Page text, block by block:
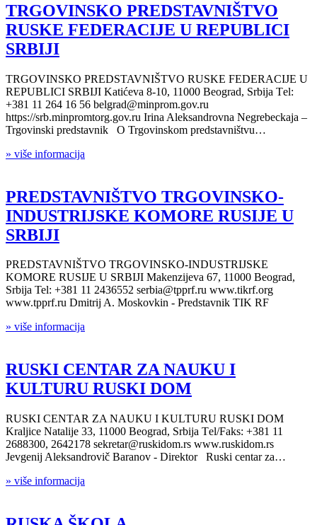
TRGOVINSKO PREDSTAVNIŠTVO
RUSKE FEDERACIJE U REPUBLICI
SRBIJI
TRGOVINSKO PREDSTAVNIŠTVO RUSKE FEDERACIJE U
REPUBLICI SRBIJI Katićeva 8-10, 11000 Beograd, Srbija Тel:
+381 11 264 16 56 belgrad@minprom.gov.ru
https://srb.minpromtorg.gov.ru Irina Aleksandrovna Negrebeckaja –
Trgovinski predstavnik O Trgovinskom predstavništvu…
» više informacija
PREDSTAVNIŠTVO TRGOVINSKO-
INDUSTRIJSKE KOMORE RUSIJE U
SRBIJI
PREDSTAVNIŠTVO TRGOVINSKO-INDUSTRIJSKE
KOMORE RUSIJE U SRBIJI Makenzijeva 67, 11000 Beograd,
Srbija Tel: +381 11 2436552 serbia@tpprf.ru www.tikrf.org
www.tpprf.ru Dmitrij A. Moskovkin - Predstavnik TIK RF
» više informacija
RUSKI CENTAR ZA NAUKU I
KULTURU RUSKI DOM
RUSKI CENTAR ZA NAUKU I KULTURU RUSKI DOM
Kraljice Natalije 33, 11000 Beograd, Srbija Тel/Faks: +381 11
2688300, 2642178 sekretar@ruskidom.rs www.ruskidom.rs
Jevgenij Aleksandrovič Baranov - Direktor Ruski centar za…
» više informacija